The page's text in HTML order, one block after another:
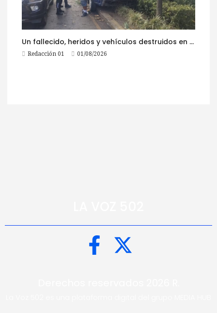
Un fallecido, heridos y vehículos destruidos en accidentes registrados este 1 de agosto
Redacción 01 01/08/2026